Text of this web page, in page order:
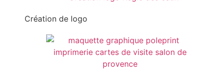
Création de logo